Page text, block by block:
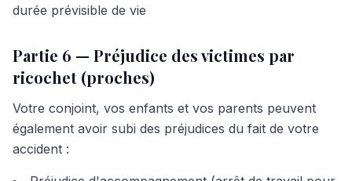
durée prévisible de vie
Partie 6 — Préjudice des victimes par
ricochet (proches)
Votre conjoint, vos enfants et vos parents peuvent
également avoir subi des préjudices du fait de votre
accident :